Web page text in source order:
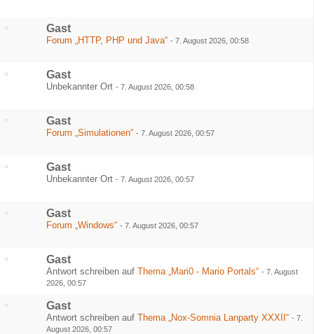
Gast
Forum „HTTP, PHP und Java“ - 7. August 2026, 00:58
Gast
Unbekannter Ort - 7. August 2026, 00:58
Gast
Forum „Simulationen“ - 7. August 2026, 00:57
Gast
Unbekannter Ort - 7. August 2026, 00:57
Gast
Forum „Windows“ - 7. August 2026, 00:57
Gast
Antwort schreiben auf Thema „Mari0 - Mario Portals“ - 7. August
2026, 00:57
Gast
Antwort schreiben auf Thema „Nox-Somnia Lanparty XXXII“ - 7.
August 2026, 00:57